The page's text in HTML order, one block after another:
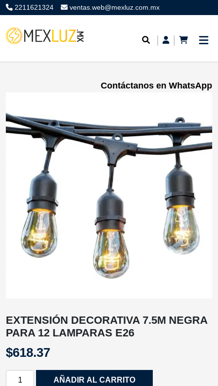
2211621324 ventas.web@mexluz.com.mx
Contáctanos en WhatsApp
EXTENSIÓN DECORATIVA 7.5M NEGRA
PARA 12 LAMPARAS E26
$618.37
EXTENSIÓN
AÑADIR AL CARRITO